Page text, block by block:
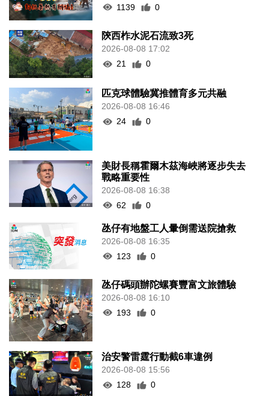
1139
0
陝西柞水泥石流致3死
2026-08-08 17:02
21
0
匹克球體驗冀推體育多元共融
2026-08-08 16:46
24
0
美財長稱霍爾木茲海峽將逐步失去
戰略重要性
2026-08-08 16:38
62
0
氹仔有地盤工人暈倒需送院搶救
2026-08-08 16:35
123
0
氹仔碼頭辦陀螺賽豐富文旅體驗
2026-08-08 16:10
193
0
治安警雷霆行動截6車違例
2026-08-08 15:56
128
0